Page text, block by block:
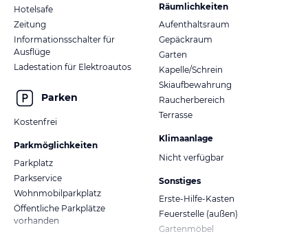
Hotelsafe
Zeitung
Informationsschalter für
Ausflüge
Ladestation für Elektroautos
Parken
Kostenfrei
Parkmöglichkeiten
Parkplatz
Parkservice
Wohnmobilparkplatz
Öffentliche Parkplätze
vorhanden
Räumlichkeiten
Aufenthaltsraum
Gepäckraum
Garten
Kapelle/Schrein
Skiaufbewahrung
Raucherbereich
Terrasse
Klimaanlage
Nicht verfügbar
Sonstiges
Erste-Hilfe-Kasten
Feuerstelle (außen)
Gartenmöbel